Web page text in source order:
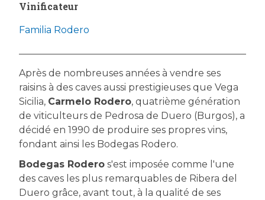
Vinificateur
Familia Rodero
Après de nombreuses années à vendre ses
raisins à des caves aussi prestigieuses que Vega
Sicilia, Carmelo Rodero, quatrième génération
de viticulteurs de Pedrosa de Duero (Burgos), a
décidé en 1990 de produire ses propres vins,
fondant ainsi les Bodegas Rodero.
Bodegas Rodero s'est imposée comme l'une
des caves les plus remarquables de Ribera del
Duero grâce, avant tout, à la qualité de ses